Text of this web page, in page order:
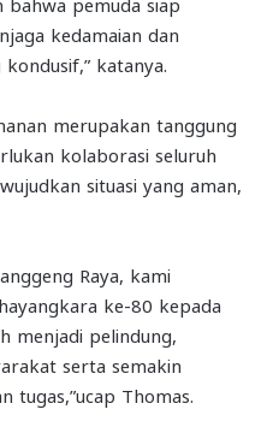
kedamaian dan
katanya.
merupakan tanggung
kolaborasi seluruh
situasi yang aman,
Raya, kami
ke-80 kepada
menjadi pelindung,
serta semakin
tugas,”ucap Thomas.